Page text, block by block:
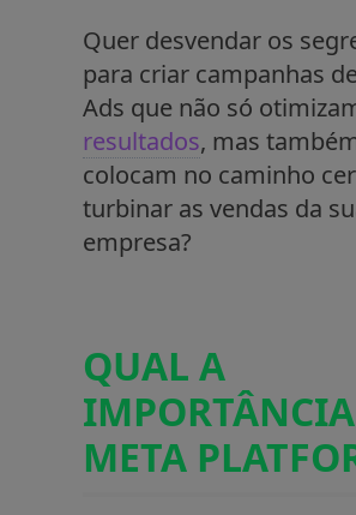
Quer desvendar os
para criar campanhas
Ads que não só
resultados, mas
colocam no caminho
turbinar as vendas da
empresa?
QUAL A
META